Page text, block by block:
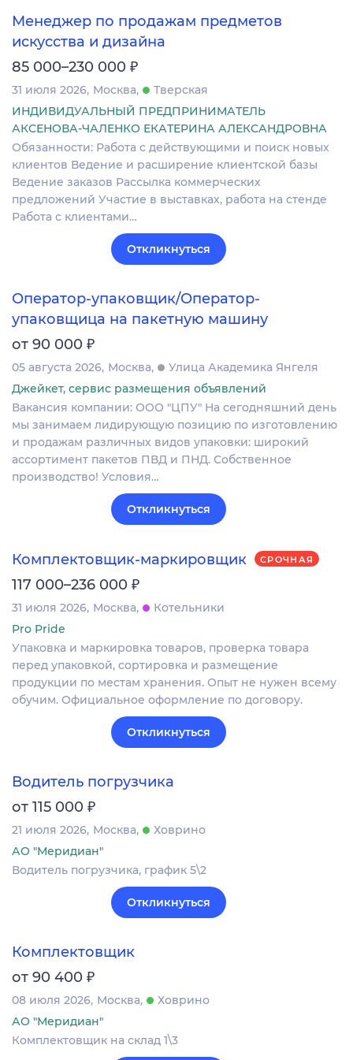
Менеджер по продажам предметов
искусства и дизайна
85 000–230 000 ₽
31 июля 2026 Москва
Тверская
ИНДИВИДУАЛЬНЫЙ ПРЕДПРИНИМАТЕЛЬ
АКСЕНОВА-ЧАЛЕНКО ЕКАТЕРИНА АЛЕКСАНДРОВНА
Обязанности: Работа с действующими и поиск новых
клиентов Ведение и расширение клиентской базы
Ведение заказов Рассылка коммерческих
предложений Участие в выставках, работа на стенде
Работа с клиентами…
Откликнуться
Оператор-упаковщик/Оператор-
упаковщица на пакетную машину
от 90 000 ₽
05 августа 2026 Москва
Улица Академика Янгеля
Джейкет, сервис размещения объявлений
Вакансия компании: ООО "ЦПУ" На сегодняшний день
мы занимаем лидирующую позицию по изготовлению
и продажам различных видов упаковки: широкий
ассортимент пакетов ПВД и ПНД. Собственное
производство! Условия…
Откликнуться
Комплектовщик-маркировщик СРОЧНАЯ
117 000–236 000 ₽
31 июля 2026 Москва
Котельники
Pro Pride
Упаковка и маркировка товаров, проверка товара
перед упаковкой, сортировка и размещение
продукции по местам хранения. Опыт не нужен всему
обучим. Официальное оформление по договору.
Откликнуться
Водитель погрузчика
от 115 000 ₽
21 июля 2026 Москва
Ховрино
АО "Меридиан"
Водитель погрузчика, график 5\2
Откликнуться
Комплектовщик
от 90 400 ₽
08 июля 2026 Москва
Ховрино
АО "Меридиан"
Комплектовщик на склад 1\3